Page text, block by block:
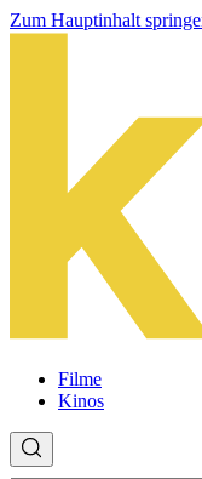
Zum Hauptinhalt
Filme
Kinos